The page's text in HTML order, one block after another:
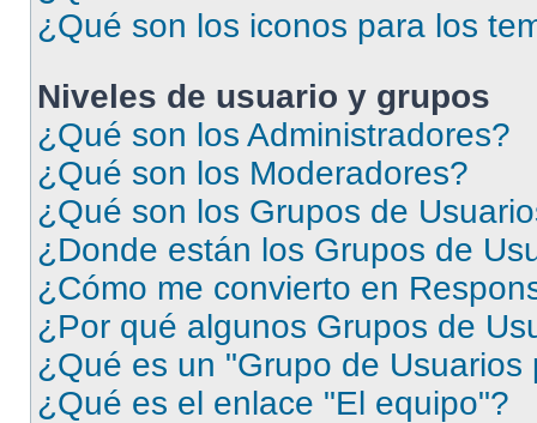
¿Qué son los iconos para los
Niveles de usuario y grupos
¿Qué son los Administradores?
¿Qué son los Moderadores?
¿Qué son los Grupos de
¿Donde están los Grupos de
¿Cómo me convierto en
¿Por qué algunos Grupos de
¿Qué es un "Grupo de Usuarios
¿Qué es el enlace "El equipo"?